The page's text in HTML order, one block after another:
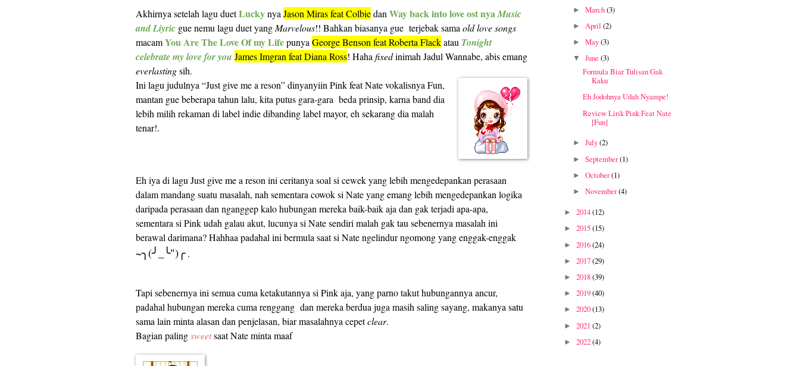
Akhirnya setelah lagu duetLuckynya Jason Miras feat Colbiedan Way back into love ost nyaMusic
and Liyric gue nemu lagu duet yang Marvelous!! Bahkan biasanya gue terjebak sama old love songs
macamYou Are The Love Of my Lifepunya George Benson feat Roberta Flackatau Tonight
celebrate my love for you James Imgran feat Diana Ross! Haha fixedinimah Jadul Wannabe, abis emang
everlastingsih.
Ini lagu judulnya “Just give me a reson” dinyanyiin Pink feat Nate vokalisnya Fun,
mantan gue beberapa tahun lalu, kita putus gara-gara beda prinsip, karna band dia
lebih milih rekaman di label indie dibanding label mayor, eh sekarang dia malah
tenar!.
Eh iya di lagu Just give me a reson ini ceritanya soal si cewek yang lebih mengedepankan perasaan
dalam mandang suatu masalah, nah sementara cowok si Nate yang emang lebih mengedepankan logika
daripada perasaan dan nganggep kalo hubungan mereka baik-baik aja dan gak terjadi apa-apa,
sementara si Pink udah galau akut, lucunya si Nate sendiri malah gak tau sebenernya masalah ini
berawal darimana? Hahhaa padahal ini bermula saat si Nate ngelindur ngomong yang enggak-enggak
~╮ (╯ ╰") ╭.
Tapi sebenernya ini semua cuma ketakutannya si Pink aja, yang parno takut hubungannya ancur,
padahal hubungan mereka cuma renggang dan mereka berdua juga masih saling sayang, makanya satu
sama lain minta alasan dan penjelasan, biar masalahnya cepetclear.
Bagian palingsweetsaat Nate minta maaf
►March(3)
► April(2)
►May(3)
▼June(3)
Formula Biar Tulisan Gak
Kaku
Eh Jodohnya Udah Nyampe!
Review Lirik Pink Feat Nate
[Fun]
►July(2)
►September(1)
►October(1)
►November(4)
► 2014(12)
► 2015(15)
► 2016(24)
► 2017(29)
► 2018(39)
► 2019(40)
► 2020(13)
► 2021 (2)
► 2022(4)